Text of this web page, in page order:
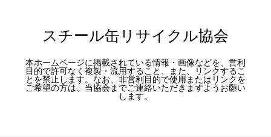
スチール缶リサイクル協会
本ホームページに掲載されている情報・画像などを、営利
目的で許可なく複製・流用すること、また、リンクするこ
とを禁止します。なお、非営利目的で使用またはリンクを
ご希望の方は、当協会までご連絡いただきますようお願い
します。